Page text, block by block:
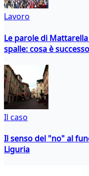
Lavoro
Le parole di
spalle: cosa è
Il caso
Il senso del "no" al
Liguria